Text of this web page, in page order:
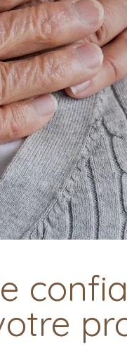
à domicile
aux
de